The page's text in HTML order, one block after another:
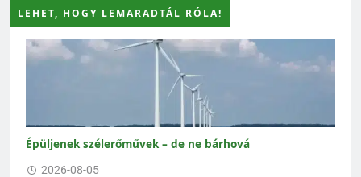
LEHET, HOGY LEMARADTÁL RÓLA!
Épüljenek szélerőművek – de ne bárhová
2026-08-05